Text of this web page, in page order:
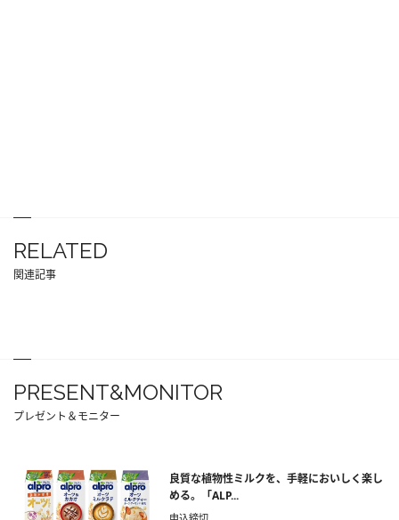
RELATED
関連記事
PRESENT&MONITOR
プレゼント＆モニター
良質な植物性ミルクを、手軽においしく楽し
める。「ALP...